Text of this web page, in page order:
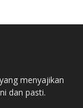
menyajikan
dan pasti.